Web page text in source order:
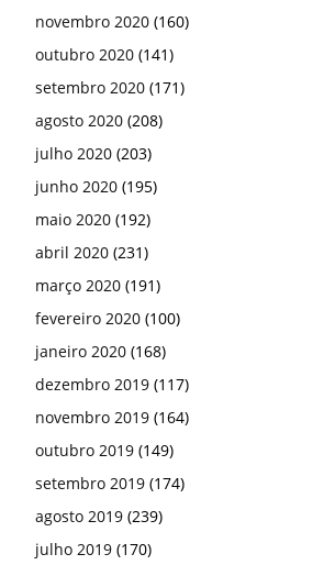
novembro 2020 (160)
outubro 2020 (141)
setembro 2020 (171)
agosto 2020 (208)
julho 2020 (203)
junho 2020 (195)
maio 2020 (192)
abril 2020 (231)
março 2020 (191)
fevereiro 2020 (100)
janeiro 2020 (168)
dezembro 2019 (117)
novembro 2019 (164)
outubro 2019 (149)
setembro 2019 (174)
agosto 2019 (239)
julho 2019 (170)